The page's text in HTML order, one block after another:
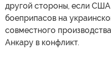
другой стороны, если США
боеприпасов на
совместного
Анкару в конфликт.